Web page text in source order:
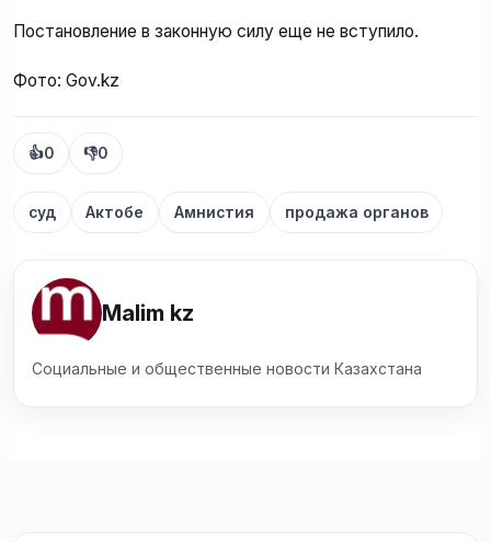
Постановление в законную силу еще не вступило.
Фото: Gov.kz
👍0 👎0
суд Актобе Амнистия продажа органов
Malim kz
Социальные и общественные новости Казахстана